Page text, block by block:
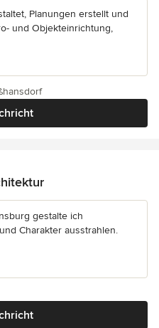
Planungen erstellt und
und Objekteinrichtung,
gestalte ich
Charakter ausstrahlen.